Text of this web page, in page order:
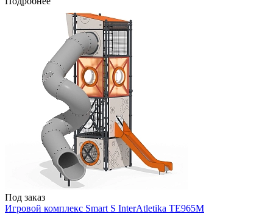
Под заказ
Игровой комплекс Smart S InterAtletika TE965M